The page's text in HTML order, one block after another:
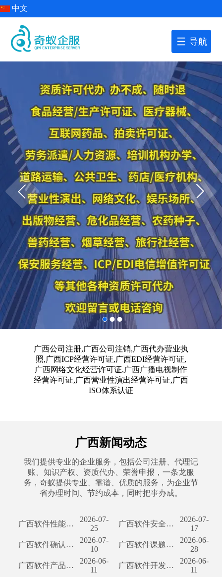
中文
导航
广西公司注册,广西公司注销,广西代办营业执
照,广西ICP经营许可证,广西EDI经营许可证,
广西网络文化经营许可证,广西广播电视制作
经营许可证,广西营业性演出经营许可证,广西
ISO体系认证
广西新闻动态
我们提供专业的企业服务，包括公司注册、代理记
账、知识产权、资质代办、荣誉申报，一条龙服
务，奇蚁提供专业、靠谱、优质的服务，为企业节
省办理时间、节约成本，同时把事办成。
广西软件性能测试报告解析——公司技术实力展示
2026-07-
25
广西软件安全测试深度解析——护航企业信息安全管理
2026-07-
17
广西软件确认测试服务——确保品质卓越
2026-07-
10
广西软件课题结题验收测试报告详细解析
2026-06-
28
广西软件产品登记测试的专业服务提供商 一、提纲
2026-06-
11
广西软件开发项目软件测试报告解读
2026-06-
11